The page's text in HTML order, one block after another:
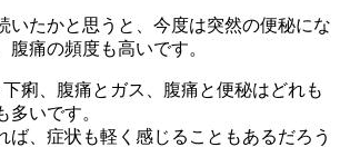
いたかと思うと、今度は突然の便秘にな
腹痛の頻度も高いです。
痢、腹痛とガス、腹痛と便秘はどれも
多いです。
ば、症状も軽く感じることもあるだろう